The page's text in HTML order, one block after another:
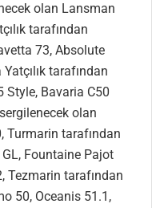
olan Lansman
tarafından
73, Absolute
tarafından
Style, Bavaria C50
olan
Turmarin tarafından
Fountaine Pajot
Tezmarin tarafından
50, Oceanis 51.1,